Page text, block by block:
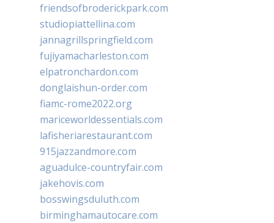
friendsofbroderickpark.com
studiopiattellina.com
jannagrillspringfield.com
fujiyamacharleston.com
elpatronchardon.com
donglaishun-order.com
fiamc-rome2022.org
mariceworldessentials.com
lafisheriarestaurant.com
915jazzandmore.com
aguadulce-countryfair.com
jakehovis.com
bosswingsduluth.com
birminghamautocare.com